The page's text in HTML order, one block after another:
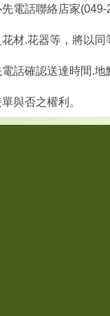
電話聯絡店家(049-
材.花器等，將以同
話確認送達時間.地
與否之權利。